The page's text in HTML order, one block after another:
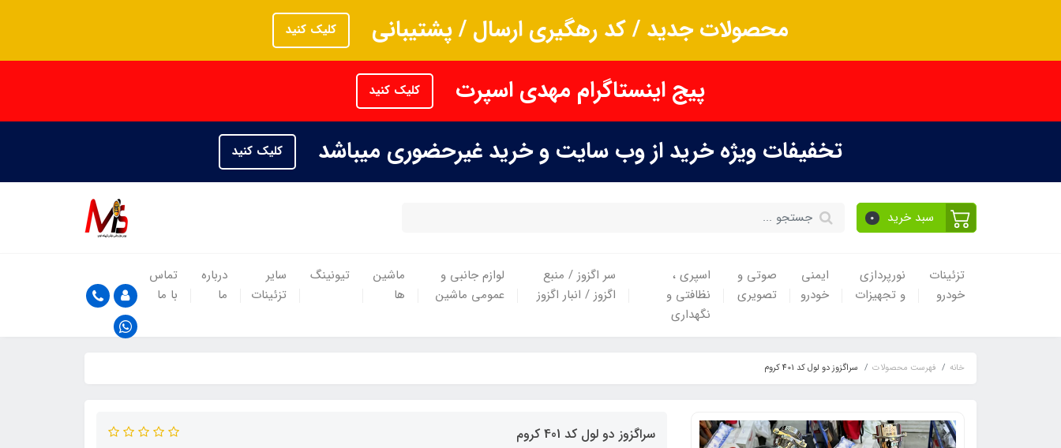
محصولات جدید / کد رهگیری ارسال / پشتیبانی کلیک کنید
پیج اینستاگرام مهدی اسپرت کلیک کنید
تخفیفات ویژه خرید از وب سایت و خرید غیرحضوری میباشد کلیک کنید
سبد خرید 0
تزئینات
خودرو
نورپردازی
و تجهیزات
ایمنی
خودرو
صوتی و
تصویری
اسپری ،
نظافتی و
نگهداری
سر اگزوز / منبع
اگزوز / انبار اگزوز
لوازم جانبی و
عمومی ماشین
ماشین
ها
تیونینگ
سایر
تزئینات
درباره
ما
تماس
با ما
خانه فهرست محصولات سراگزوز دو لول کد 401 کروم
سراگزوز دو لول کد 401 کروم